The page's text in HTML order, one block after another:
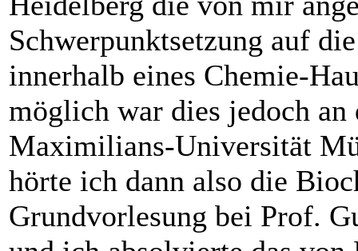
Schwerpunktsetzung auf
innerhalb eines Chemie-
möglich war dies jedoch
Maximilians-Universität
hörte ich dann also die
Grundvorlesung bei Prof.